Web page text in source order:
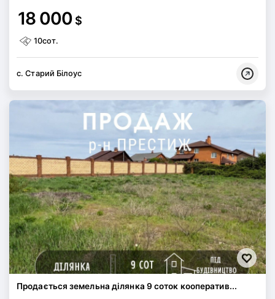
18 000 $
10сот.
с. Старий Білоус
Продається земельна ділянка 9 соток кооператив...